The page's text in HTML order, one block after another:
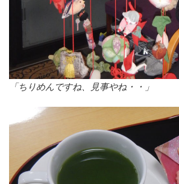
「ちりめんですね、見事やね・・」